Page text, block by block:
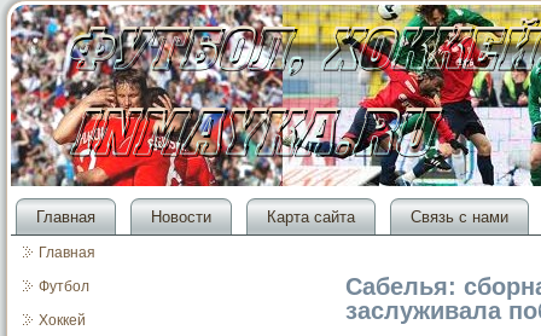
Главная Новости Карта сайта Связь с нами
Главная
Футбол
Хоккей
Сабелья:
заслуживала